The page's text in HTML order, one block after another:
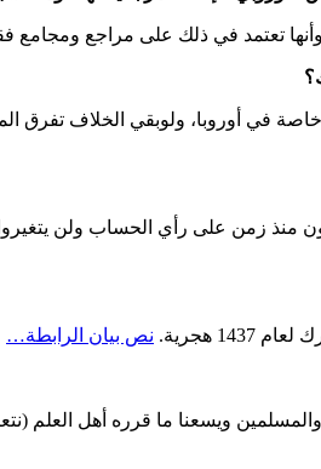
تعتمد في ذلك على مراجع ومجامع
في أوروبا، ولوبقي الخلاف
منذ زمن على رأي الحساب ولن
نص بيان الرابطة…
ويسعنا ما قرره أهل العلم